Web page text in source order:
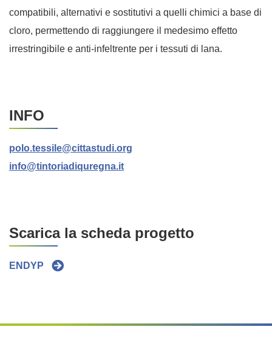
compatibili, alternativi e sostitutivi a quelli chimici a base di
cloro, permettendo di raggiungere il medesimo effetto
irrestringibile e anti-infeltrente per i tessuti di lana.
INFO
polo.tessile@cittastudi.org
info@tintoriadiquregna.it
Scarica la scheda progetto
ENDYP